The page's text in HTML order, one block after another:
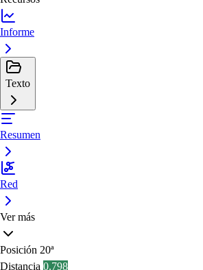
Informe
Texto
Resumen
Red
Ver más
Posición 20ª
Distancia 0.798